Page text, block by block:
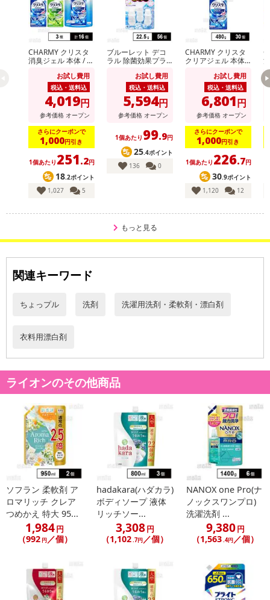
【キャンセルについて】
※お申込み後のキャンセルはお受けできません。
記載されている内容を必ずご確認いただき、お届けする商品セット
にご納得いただきましたうえでお申し込みください。
※パッケージ変更や商品リニューアル（成分など含む）等により、
参考の掲載画像や画像内のバーコードなど、お届け商品と多少異な
る場合がございます。
また、[新たな加工食品の原料原産地表示制度]の経過措置期間の終
了により、商品詳細内に記載の原産国・原材料の表記が旧表記の場
合がございます。
あらかじめご了承いただいた上でお申込みください。なお、本理由
によるお申込み後のキャンセル・返品交換は対応いたしかねます。
【お支払いについて】
※d払い、PayPay、au PAY、au PAY（auかんたん決済）、ソフトバ
ンクまとめて支払い、楽天ペイ、メルペイ、AEON Pay、Amazon
Payでお支払いの場合、決済のため外部サイトへ遷移します。
※予約商品は決済手段ごとに定められた決済期限日にお支払いを完
了することがございます。ご了承いただいたうえでお申し込みくだ
伝票番号がマイページに表示されない場合もございます。
【配送日時の指定について】
※配送日時の指定が可能な商品の場合、商品によってご指定できる
配送日、配送時間が異なる可能性がございます。
カート機能をご利用の場合は、配送日時指定をご利用いただけませ
発送日カレンダー
休業日
CHARMY クリスタ
消臭ジェル 本体 / ク
つめかえ用お試し費用
税込・送料込
4,019円
参考価格 オープン
さらにクーポンで
1,000円引き
1個あたり 251.2円
18.2ポイント
1,027
5
ブルーレット デコ
ラル 除菌効果プラ
お試し費用
税込・送料込
5,594円
参考価格 オープン
1個あたり 99.9円
25.4ポイント
136
0
CHARMY クリスタ
クリアジェル 本体 4
お試し費用
税込・送料込
6,801円
参考価格 オープン
さらにクーポンで
1,000円引き
1個あたり 226.7円
30.9ポイント
1,120
12
もっと見る
関連キーワード
ちょっプル 洗剤 洗濯用洗剤・柔軟剤・漂白剤
衣料用漂白剤
ライオンのその他商品
ソフラン 柔軟剤 ア
ロマリッチ クレア
つめかえ 特大 95...
1,984円
（992 円／個）
hadakara(ハダカラ)
ボディソープ 液体
リッチソー...
3,308円
（1,102.7円 ／個）
NANOX one Pro(ナ
ノックスワンプロ)
洗濯洗剤 ...
9,380円
（1,563.4円 ／個）